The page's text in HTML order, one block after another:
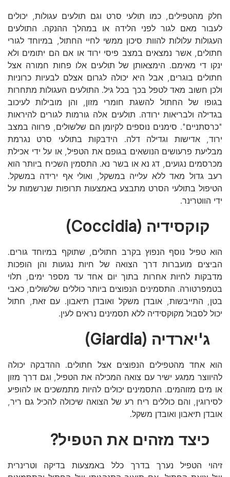
חלק מהטפילים, כמו תולעי סרט וגם תולעים עגולות, יכולים
לעבור מאם לגור לפני הלידה או במהלך ההנקה. התולעים
העגולות עלולות להוות סיכון ממשי לחיי החתול, במיוחד לגורי
חתולים, אשר נמצאים במצב פיסי ירוד או אם הם יתומים ולא
ינקו די מאימם. הימצאותן של תולעים אלו פחות חמורה אצל
חתולים בוגרים, אבל היא יכולה לגרום אצלם לבעיות כרוניות
ולכן חשוב מאד לטפל בכך בכל גיל. התולעים העגולות מתחרות
בגופו של החתול להשגת חומרי מזון, והן מובילות לעיכוב
בגדילה ולבריאות ירודה. תולעים אלה גורמות לגורים להיראות
"כרסתניים". סימנים נוספים לקיומן הם שלשולים, פרווה במצב
ירוד, אדישות וגדילה דלה. הידבקות בתולעי סרט נגרמת
מבליעת פרעושים הנושאים בגופם את הטפיל, או על ידי אכילת
מכרסמים נגועים, דג נא או בשר נא. התסמין השכיח ביותר הוא
רעב גדול מאד ללא עלייה במשקל, ואולי אף ירידה במשקל.
הטיפול בתולעי הסרט מתבצע באמצעות תרופות שנרשמות על
ידי הווטרינר.
קוקסידיה (Coccidia)
הוא טפיל נוסף הנפוץ בקרב חתולים, שתוקף במיוחד גורים.
הביצים מועברות דרך הצואה של חיות נגועות והן הופכות
מדבקות לחיות אחרות בתוך יום אחד עד מספר ימים, תלוי
בטמפרטורה. התסמינים הנפוצים ביותר כוללים שלשולים, כאבי
בטן, התייבשות, אובדן משקל ואובדן תיאבון. עם זאת, חתול
יכול לסבול מקוקסידיה ללא תסמינים נראים לעין.
ג'יארדיה (Giardia)
הוא אחד מהטפילים הנפוצים אצל חתולים. ההדבקה יכולה
להיווצר ממגע ישיר עם צואה המכילה את הטפיל, וגם דרך מזון
או מים מזוהמים. התסמינים יכולים להיות מתמשכים או להופיע
לסירוגין, והם כוללים ריח רע של הצואה שיכולה להכיל גם ריר,
אובדן תיאבון ואובדן משקל.
כיצד מזהים את הטפיל?
זיהוי הטפיל נערך בדרך כלל באמצעות בדיקה וטרינרית